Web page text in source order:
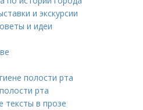
и экскурсии
и идеи
полости рта
рта
тексты в прозе